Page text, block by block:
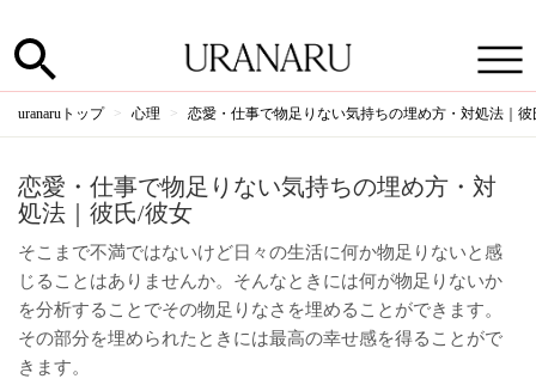
uranaruトップ 心理 恋愛・仕事で物足りない気持ちの埋め方・対処法｜彼
恋愛・仕事で物足りない気持ちの埋め方・対
処法｜彼氏/彼女
そこまで不満ではないけど日々の生活に何か物足りないと感
じることはありませんか。そんなときには何が物足りないか
を分析することでその物足りなさを埋めることができます。
その部分を埋められたときには最高の幸せ感を得ることがで
きます。